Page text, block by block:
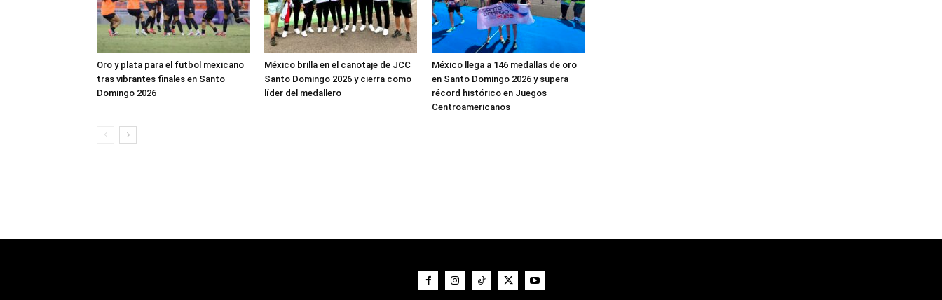
Oro y plata para el futbol mexicano
tras vibrantes finales en Santo
Domingo 2026
México brilla en el canotaje de JCC
Santo Domingo 2026 y cierra como
líder del medallero
México llega a 146 medallas de oro
en Santo Domingo 2026 y supera
récord histórico en Juegos
Centroamericanos